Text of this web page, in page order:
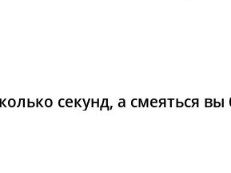
секунд, а смеяться вы